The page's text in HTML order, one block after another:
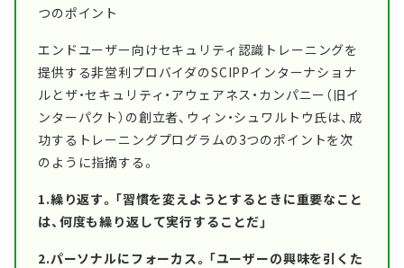
つのポイント
エンドユーザー向けセキュリティ認識トレーニングを
提供する非営利プロバイダのSCIPPインターナショナ
ルとザ・セキュリティ・アウェアネス・カンパニー（旧イ
ンターパクト）の創立者、ウィン・シュワルトウ氏は、成
功するトレーニングプログラムの3つのポイントを次
のように指摘する。
1.繰り返す。「習慣を変えようとするときに重要なこと
は、何度も繰り返して実行することだ」
2.パーソナルにフォーカス。「ユーザーの興味を引くた